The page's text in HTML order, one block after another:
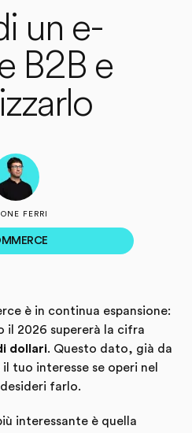
un e-
B2B e
FERRI
è in continua espansione:
2026 supererà la cifra
dollari. Questo dato, già da
tuo interesse se operi nel
farlo.
interessante è quella